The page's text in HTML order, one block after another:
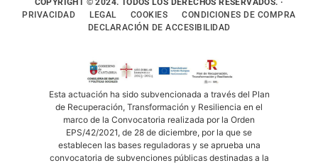
COPYRIGHT © 2024. TODOS LOS DERECHOS RESERVADOS. ·
PRIVACIDAD
LEGAL COOKIES
CONDICIONES DE COMPRA
DECLARACIÓN DE ACCESIBILIDAD
Esta actuación ha sido subvencionada a través del Plan
de Recuperación, Transformación y Resiliencia en el
marco de la Convocatoria realizada por la Orden
EPS/42/2021, de 28 de diciembre, por la que se
establecen las bases reguladoras y se aprueba una
convocatoria de subvenciones públicas destinadas a la